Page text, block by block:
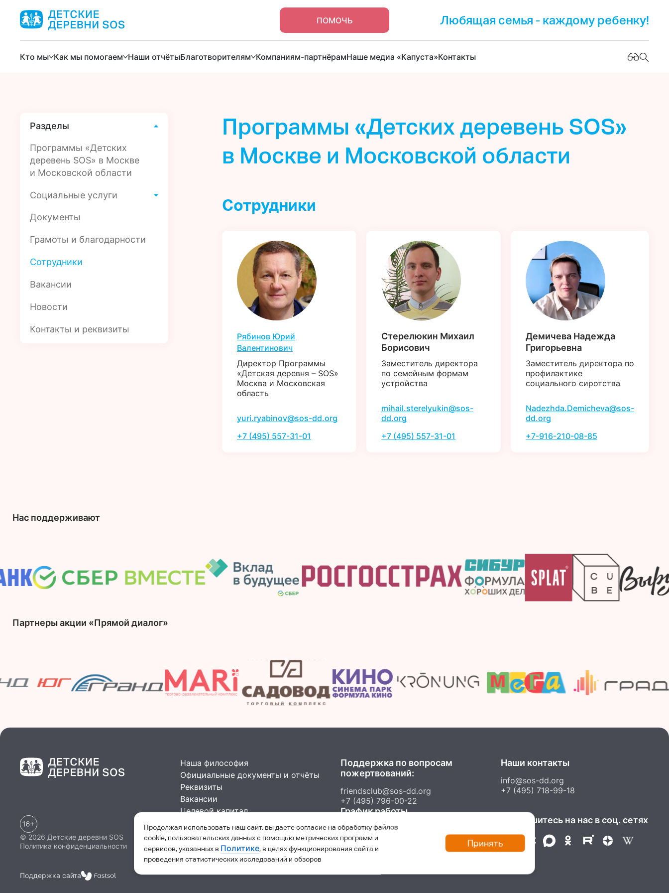
ПОМОЧЬ Любящая семья - каждому ребенку!
Кто мы Как мы помогаем Наши отчётыБлаготворителям Компаниям-партнёрамНаше медиа «Капуста»Контакты
Разделы
Программы «Детских
деревень SOS» в Москве
и Московской области
Социальные услуги
Документы
Грамоты и благодарности
Сотрудники
Вакансии
Новости
Контакты и реквизиты
Программы «Детских деревень SOS»
в Москве и Московской области
Сотрудники
Рябинов Юрий
Валентинович
Директор Программы
«Детская деревня – SOS»
Москва и Московская
область
yuri.ryabinov@sos-dd.org
+7 (495) 557-31-01
Стерелюкин Михаил
Борисович
Заместитель директора
по семейным формам
устройства
mihail.sterelyukin@sos-
dd.org
+7 (495) 557-31-01
Демичева Надежда
Григорьевна
Заместитель директора по
профилактике
социального сиротства
Nadezhda.Demicheva@sos-
dd.org
+7-916-210-08-85
Нас поддерживают
Партнеры акции «Прямой диалог»
© 2026 Детские деревни SOS
Политика конфиденциальности
Наша философия
Официальные документы и отчёты
Реквизиты
Вакансии
Целевой капитал
Вопросы и ответы
Поддержка по вопросам
пожертвований:
friendsclub@sos-dd.org
+7 (495) 796-00-22
График работы
C 10.00 до 18.00 в рабочие дни
В остальные часы можно оставить
сообщение на автоответчик
Наши контакты
info@sos-dd.org
+7 (495) 718-99-18
Подпишитесь на нас в соц. сетях
Поддержка сайта
Продолжая использовать наш сайт, вы даете согласие на обработку файлов
cookie, пользовательских данных с помощью метрических программ и
сервисов, указанных в Политике, в целях функционирования сайта и
проведения статистических исследований и обзоров
Принять